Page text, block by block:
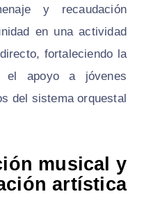
y recaudación
en una actividad
fortaleciendo la
el apoyo a jóvenes
del sistema orquestal.
musical y
artística